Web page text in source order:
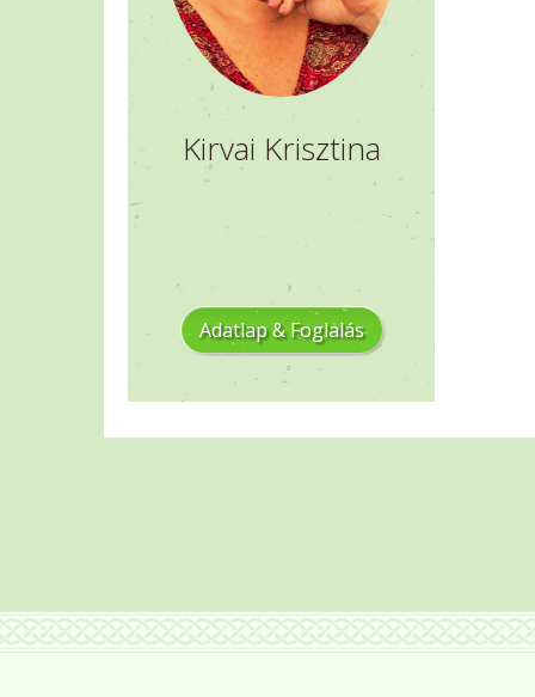
Kirvai Krisztina
Adatlap & Foglalás